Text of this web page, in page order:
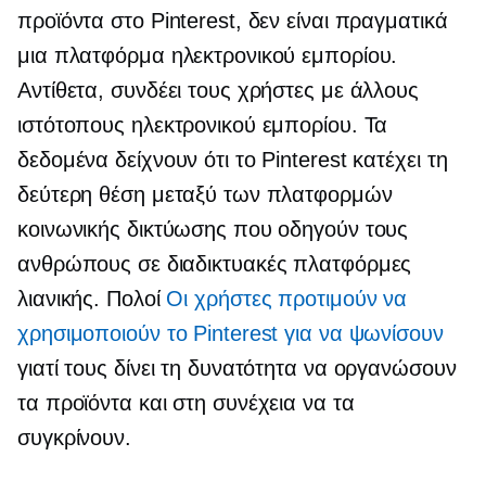
προϊόντα στο Pinterest, δεν είναι πραγματικά
μια πλατφόρμα ηλεκτρονικού εμπορίου.
Αντίθετα, συνδέει τους χρήστες με άλλους
ιστότοπους ηλεκτρονικού εμπορίου. Τα
δεδομένα δείχνουν ότι το Pinterest κατέχει τη
δεύτερη θέση μεταξύ των πλατφορμών
κοινωνικής δικτύωσης που οδηγούν τους
ανθρώπους σε διαδικτυακές πλατφόρμες
λιανικής. Πολοί Οι χρήστες προτιμούν να
χρησιμοποιούν το Pinterest για να ψωνίσουν
γιατί τους δίνει τη δυνατότητα να οργανώσουν
τα προϊόντα και στη συνέχεια να τα
συγκρίνουν.